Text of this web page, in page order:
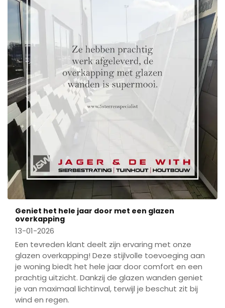
Geniet het hele jaar door met een glazen
overkapping
13-01-2026
Een tevreden klant deelt zijn ervaring met onze
glazen overkapping! Deze stijlvolle toevoeging aan
je woning biedt het hele jaar door comfort en een
prachtig uitzicht. Dankzij de glazen wanden geniet
je van maximaal lichtinval, terwijl je beschut zit bij
wind en regen.